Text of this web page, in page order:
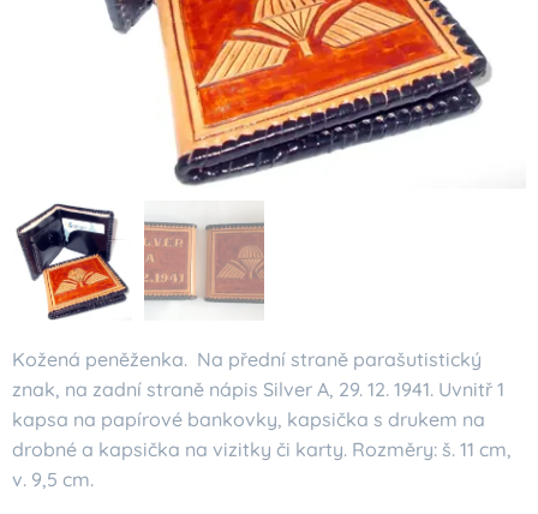
Kožená peněženka. Na přední straně parašutistický
znak, na zadní straně nápis Silver A, 29. 12. 1941. Uvnitř 1
kapsa na papírové bankovky, kapsička s drukem na
drobné a kapsička na vizitky či karty. Rozměry: š. 11 cm,
v. 9,5 cm.